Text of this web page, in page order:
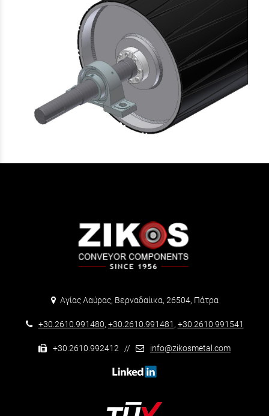
Αγίας Λαύρας, Βερναδαίικα, 26504, Πάτρα
+30.2610.991480, +30.2610.991481 , +30.2610.991541
+30.2610.992412 // info@zikosmetal.com